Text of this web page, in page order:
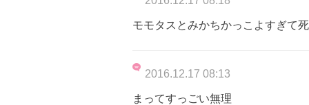
モモタスとみかちかっこよすぎて
2016.12.17 08:13
まってすっごい無理